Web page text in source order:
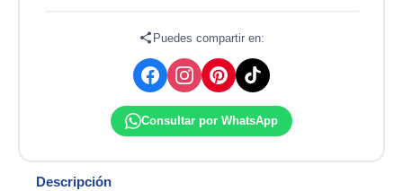
cantidad
Puedes compartir en:
Consultar por WhatsApp
Descripción